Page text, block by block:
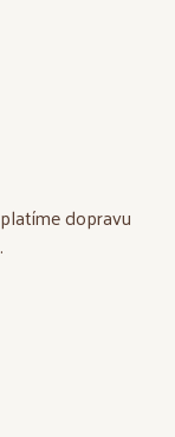
dopravu